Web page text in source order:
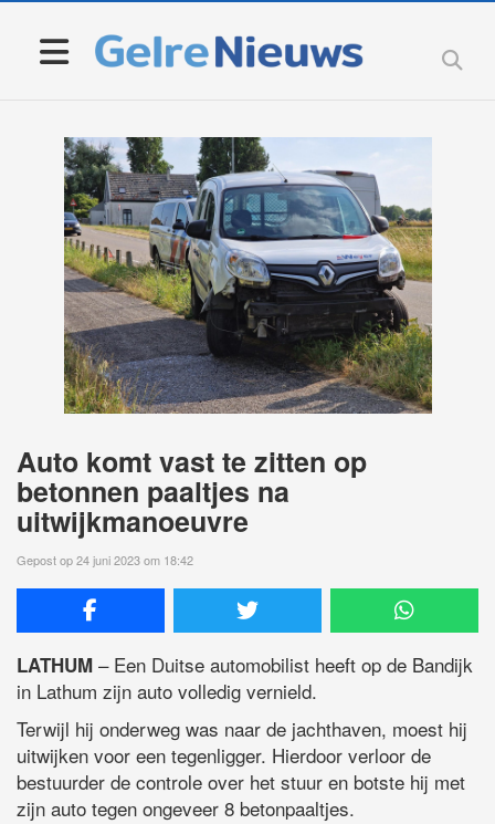
Auto komt vast te zitten op
betonnen paaltjes na
uitwijkmanoeuvre
Gepost op 24 juni 2023 om 18:42
LATHUM – Een Duitse automobilist heeft op de Bandijk
in Lathum zijn auto volledig vernield.
Terwijl hij onderweg was naar de jachthaven, moest hij
uitwijken voor een tegenligger. Hierdoor verloor de
bestuurder de controle over het stuur en botste hij met
zijn auto tegen ongeveer 8 betonpaaltjes.